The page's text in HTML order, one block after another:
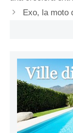
Exo, la moto